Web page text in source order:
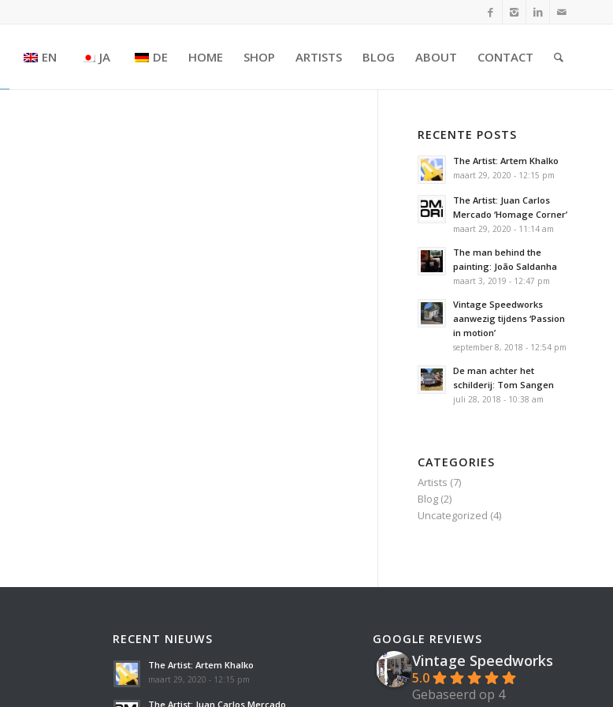
EN JA DE HOME SHOP ARTISTS BLOG ABOUT CONTACT
RECENTE POSTS
The Artist: Artem Khalko
maart 29, 2020 - 12:15 pm
The Artist: Juan Carlos
Mercado ‘Homage Corner’
maart 29, 2020 - 11:14 am
The man behind the
painting: João Saldanha
maart 3, 2019 - 12:47 pm
Vintage Speedworks
aanwezig tijdens ‘Passion
in motion’
september 8, 2018 - 12:54 pm
De man achter het
schilderij: Tom Sangen
juli 28, 2018 - 10:38 am
CATEGORIES
Artists (7)
Blog (2)
Uncategorized (4)
RECENT NIEUWS
The Artist: Artem Khalko
maart 29, 2020 - 12:15 pm
The Artist: Juan Carlos Mercado
GOOGLE REVIEWS
Vintage Speedworks
5.0
Gebaseerd op 4